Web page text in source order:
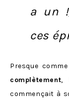
a un
ces
Presque
complètement,
commençait à